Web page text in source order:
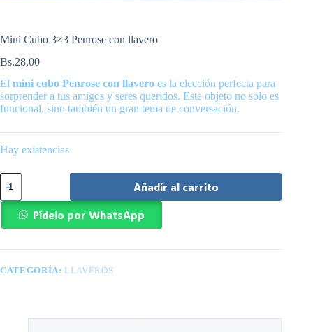
Mini Cubo 3×3 Penrose con llavero
Bs.28,00
El mini cubo Penrose con llavero es la elección perfecta para
sorprender a tus amigos y seres queridos. Este objeto no solo es
funcional, sino también un gran tema de conversación.
Hay existencias
Mini
Cubo
3x3
Penrose
con
cantidad
Añadir al carrito
Pídelo por WhatsApp
CATEGORÍA: LLAVEROS